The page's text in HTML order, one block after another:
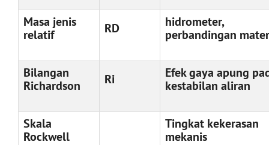
Masa jenis
relatif
RD
hidrometer,
perbandingan
Bilangan
Richardson
Ri
Efek gaya apung
kestabilan aliran
Skala
Rockwell
Tingkat kekerasan
mekanis